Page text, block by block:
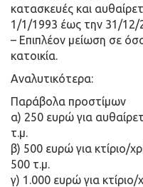
κατασκευές και
1/1/1993 έως την 31/12/
– Επιπλέον μείωση σε
κατοικία.
Αναλυτικότερα:
Παράβολα προστίμων
α) 250 ευρώ για
τ.μ.
β) 500 ευρώ για κτίριο/
500 τ.μ.
γ) 1.000 ευρώ για